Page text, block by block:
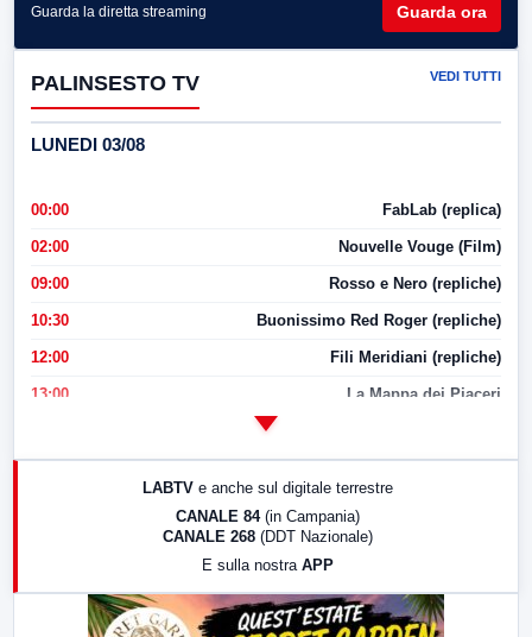
Guarda la diretta streaming Guarda ora
PALINSESTO TV VEDI TUTTI
LUNEDI 03/08
00:00 FabLab (replica)
02:00 Nouvelle Vouge (Film)
09:00 Rosso e Nero (repliche)
10:30 Buonissimo Red Roger (repliche)
12:00 Fili Meridiani (repliche)
13:00 La Mappa dei Piaceri
LabNews (replica)
LABTV e anche sul digitale terrestre
CANALE 84 (in Campania)
CANALE 268 (DDT Nazionale)
E sulla nostra APP